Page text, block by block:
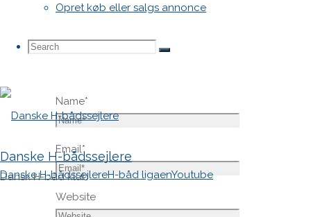
Opret køb eller salgs annonce
Search
Search
Search
Danske H-bådssejlere
Dansk H-båd klub
Danske H-bådssejlereH-båd ligaenYoutube
Name*
Email*
Website